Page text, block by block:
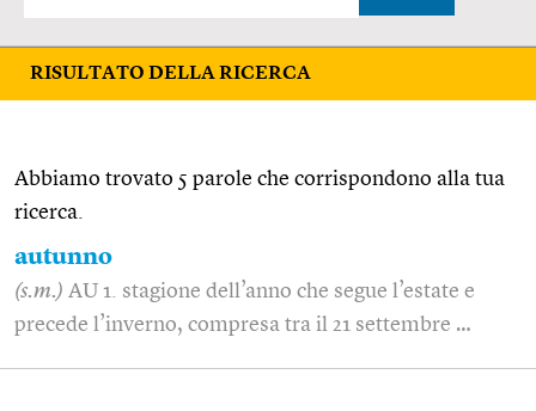
RISULTATO DELLA RICERCA
Abbiamo trovato 5 parole che corrispondono alla tua
ricerca.
autunno
(s.m.) AU 1. stagione dell’anno che segue l’estate e
precede l’inverno, compresa tra il 21 settembre …